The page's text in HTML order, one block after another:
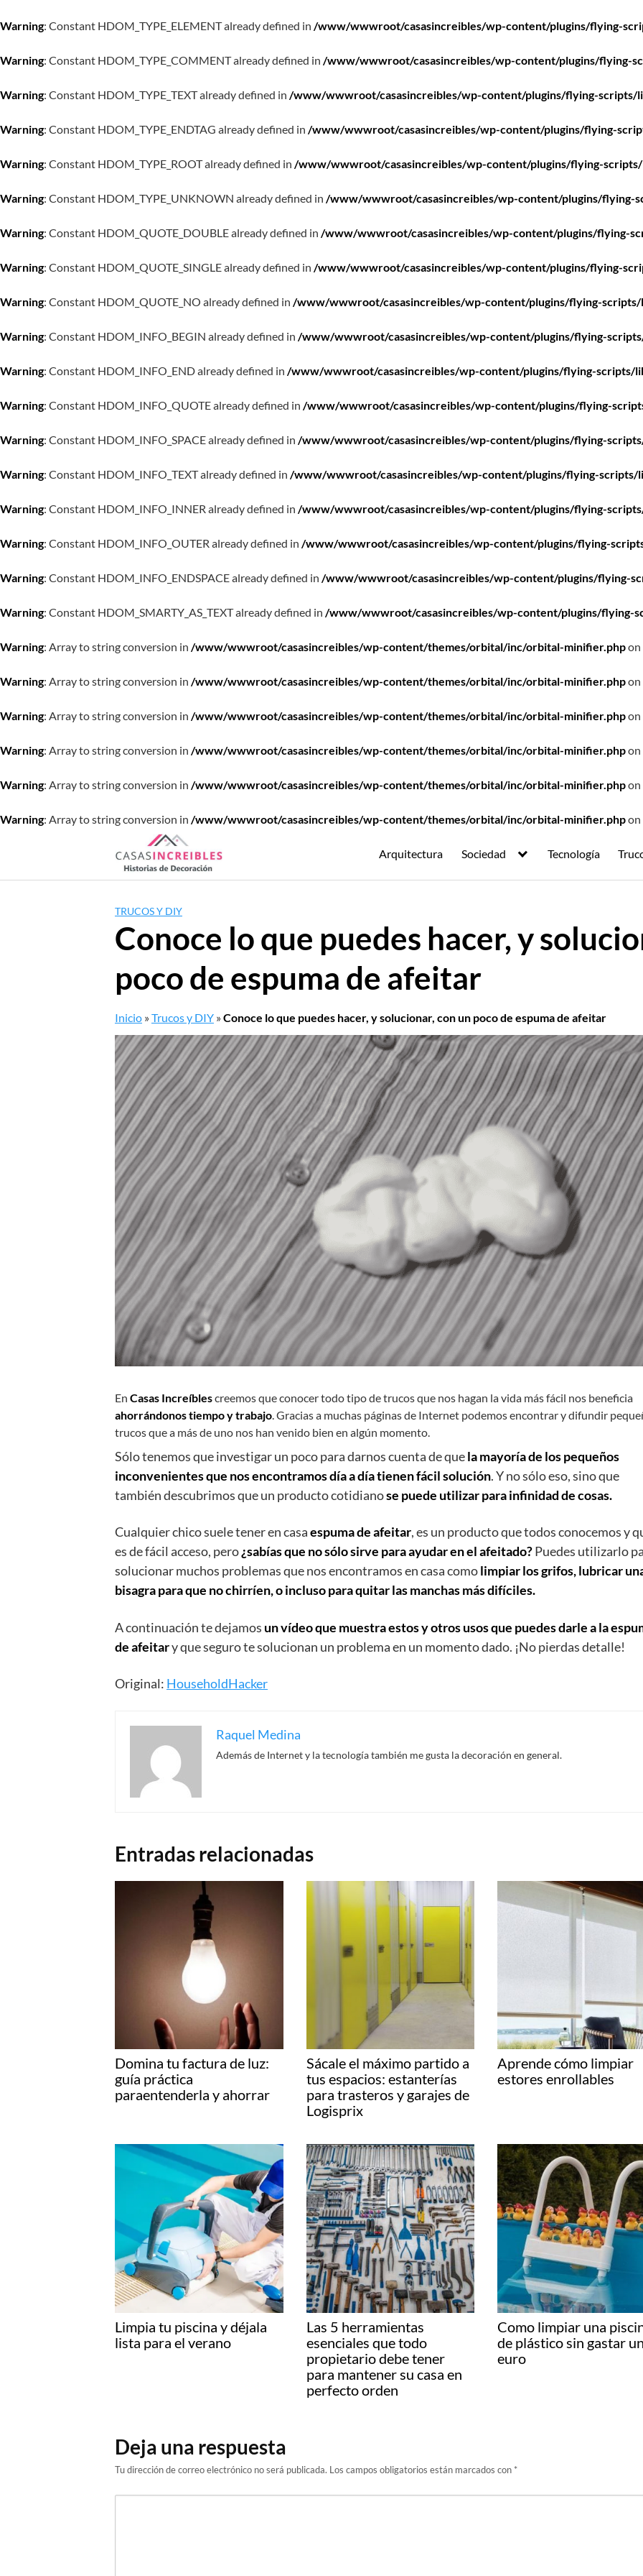
Warning: Constant HDOM_TYPE_ELEMENT already defined in /www/wwwroot/casasincreibles/wp-content/plugins/flying-
Warning: Constant HDOM_TYPE_COMMENT already defined in /www/wwwroot/casasincreibles/wp-content/plugins/flying-
Warning: Constant HDOM_TYPE_TEXT already defined in /www/wwwroot/casasincreibles/wp-content/plugins/flying-scripts/
Warning: Constant HDOM_TYPE_ENDTAG already defined in /www/wwwroot/casasincreibles/wp-content/plugins/flying-
Warning: Constant HDOM_TYPE_ROOT already defined in /www/wwwroot/casasincreibles/wp-content/plugins/flying-
Warning: Constant HDOM_TYPE_UNKNOWN already defined in /www/wwwroot/casasincreibles/wp-content/plugins/flying-
Warning: Constant HDOM_QUOTE_DOUBLE already defined in /www/wwwroot/casasincreibles/wp-content/plugins/flying-
Warning: Constant HDOM_QUOTE_SINGLE already defined in /www/wwwroot/casasincreibles/wp-content/plugins/flying-
Warning: Constant HDOM_QUOTE_NO already defined in /www/wwwroot/casasincreibles/wp-content/plugins/flying-scripts/
Warning: Constant HDOM_INFO_BEGIN already defined in /www/wwwroot/casasincreibles/wp-content/plugins/flying-
Warning: Constant HDOM_INFO_END already defined in /www/wwwroot/casasincreibles/wp-content/plugins/flying-scripts/
Warning: Constant HDOM_INFO_QUOTE already defined in /www/wwwroot/casasincreibles/wp-content/plugins/flying-
Warning: Constant HDOM_INFO_SPACE already defined in /www/wwwroot/casasincreibles/wp-content/plugins/flying-
Warning: Constant HDOM_INFO_TEXT already defined in /www/wwwroot/casasincreibles/wp-content/plugins/flying-scripts/
Warning: Constant HDOM_INFO_INNER already defined in /www/wwwroot/casasincreibles/wp-content/plugins/flying-
Warning: Constant HDOM_INFO_OUTER already defined in /www/wwwroot/casasincreibles/wp-content/plugins/flying-
Warning: Constant HDOM_INFO_ENDSPACE already defined in /www/wwwroot/casasincreibles/wp-content/plugins/flying-
Warning: Constant HDOM_SMARTY_AS_TEXT already defined in /www/wwwroot/casasincreibles/wp-content/plugins/flying-
Warning: Array to string conversion in /www/wwwroot/casasincreibles/wp-content/themes/orbital/inc/orbital-minifier.php
Warning: Array to string conversion in /www/wwwroot/casasincreibles/wp-content/themes/orbital/inc/orbital-minifier.php
Warning: Array to string conversion in /www/wwwroot/casasincreibles/wp-content/themes/orbital/inc/orbital-minifier.php
Warning: Array to string conversion in /www/wwwroot/casasincreibles/wp-content/themes/orbital/inc/orbital-minifier.php
Warning: Array to string conversion in /www/wwwroot/casasincreibles/wp-content/themes/orbital/inc/orbital-minifier.php
Warning: Array to string conversion in /www/wwwroot/casasincreibles/wp-content/themes/orbital/inc/orbital-minifier.php
Arquitectura Sociedad Tecnología
TRUCOS Y DIY
Conoce lo que puedes hacer, y
poco de espuma de afeitar
Inicio »Trucos y DIY »Conoce lo que puedes hacer, y solucionar, con un poco de espuma de afeitar
En Casas Increíblescreemos que conocer todo tipo de trucos que nos hagan la vida más fácil nos beneficia
ahorrándonos tiempo y trabajo. Gracias a muchas páginas de Internet podemos encontrar y difundir
trucos que a más de uno nos han venido bien en algún momento.
Sólo tenemos que investigar un poco para darnos cuenta de quela mayoría de los pequeños
inconvenientes que nos encontramos día a día tienen fácil solución. Y no sólo eso, sino que
también descubrimos que un producto cotidianose puede utilizar para infinidad de cosas.
Cualquier chico suele tener en casaespuma de afeitar, es un producto que todos conocemos y
es de fácil acceso, pero¿sabías que no sólo sirve para ayudar en el afeitado?Puedes utilizarlo
solucionar muchos problemas que nos encontramos en casa comolimpiar los grifos, lubricar
bisagra para que no chirríen, o incluso para quitar las manchas más difíciles.
A continuación te dejamos un vídeo que muestra estos y otros usos que puedes darle a la
de afeitary que seguro te solucionan un problema en un momento dado. ¡No pierdas detalle!
Original: HouseholdHacker
Raquel Medina
Además de Internet y la tecnología también me gusta la decoración en general.
Entradas relacionadas
Domina tu factura de luz:
guía práctica
paraentenderla y ahorrar
Sácale el máximo partido a
tus espacios: estanterías
para trasteros y garajes de
Logisprix
Aprende cómo limpiar
estores enrollables
Limpia tu piscina y déjala
lista para el verano
Las 5 herramientas
esenciales que todo
propietario debe tener
para mantener su casa en
perfecto orden
Como limpiar una
de plástico sin gastar
euro
Deja una respuesta
Tu dirección de correo electrónico no será publicada. Los campos obligatorios están marcados con *